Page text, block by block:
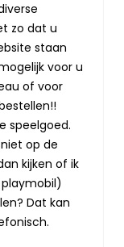
zo dat u
staan
voor u
of voor
speelgoed.
op de
kijken of ik
Dat kan